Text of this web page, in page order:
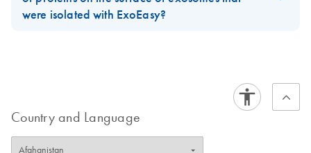
were isolated with ExoEasy?
Country and Language